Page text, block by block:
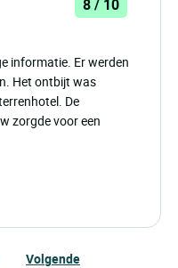
8 / 10
informatie. Er werden
Het ontbijt was
De
zorgde voor een
Volgende